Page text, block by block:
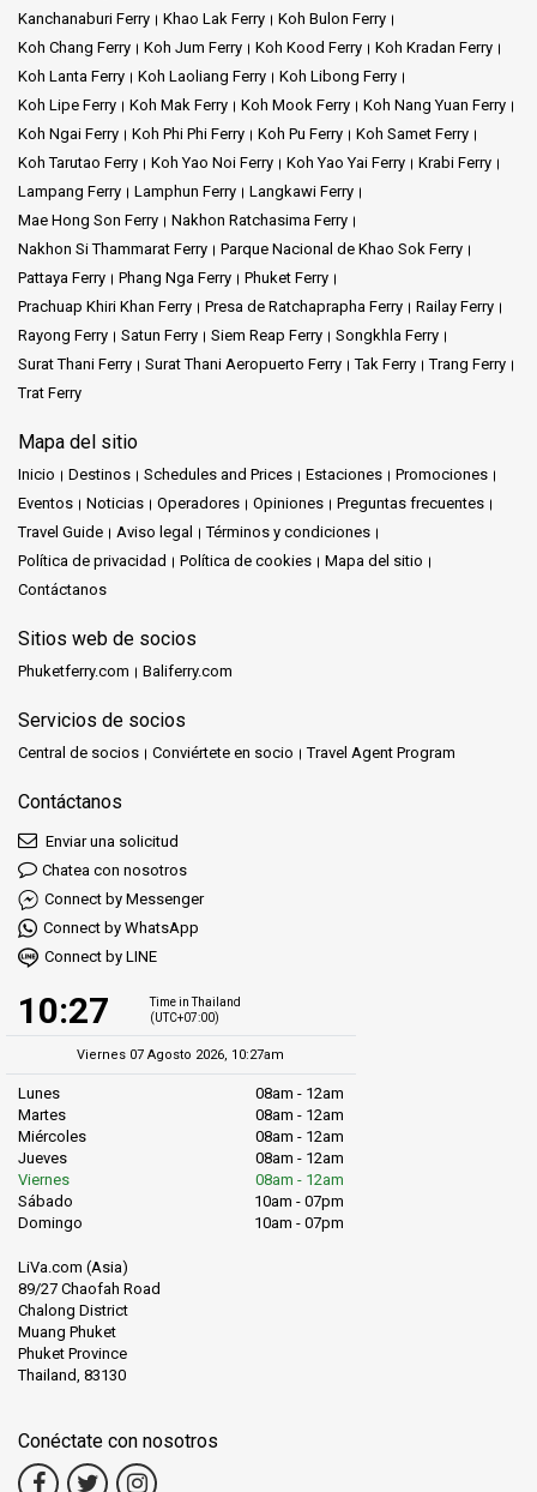
Kanchanaburi Ferry
Khao Lak Ferry
Koh Bulon Ferry
Koh Chang Ferry
Koh Jum Ferry Koh Kood Ferry
Koh Kradan Ferry
Koh Lanta Ferry
Koh Laoliang Ferry
Koh Libong Ferry
Koh Lipe Ferry
Koh Mak Ferry Koh Mook Ferry
Koh Nang Yuan Ferry
Koh Ngai Ferry
Koh Phi Phi Ferry Koh Pu Ferry
Koh Samet Ferry
Koh Tarutao Ferry
Koh Yao Noi Ferry Koh Yao Yai Ferry
Krabi Ferry
Lampang Ferry
Lamphun Ferry
Langkawi Ferry
Mae Hong Son Ferry
Nakhon Ratchasima Ferry
Nakhon Si Thammarat Ferry
Parque Nacional de Khao Sok Ferry
Pattaya Ferry
Phang Nga Ferry
Phuket Ferry
Prachuap Khiri Khan Ferry
Presa de Ratchaprapha Ferry
Railay Ferry
Rayong Ferry
Satun Ferry Siem Reap Ferry
Songkhla Ferry
Surat Thani Ferry
Surat Thani Aeropuerto Ferry Tak Ferry
Trang Ferry
Trat Ferry
Mapa del sitio
Inicio Destinos Schedules and Prices Estaciones
Promociones
Eventos
Noticias Operadores Opiniones
Preguntas frecuentes
Travel Guide
Aviso legal
Términos y condiciones
Política de privacidad
Política de cookies
Mapa del sitio
Contáctanos
Sitios web de socios
Phuketferry.com Baliferry.com
Servicios de socios
Central de socios Conviértete en socio Travel Agent Program
Contáctanos
Enviar una solicitud
Chatea con nosotros
Connect by Messenger
Connect by WhatsApp
Connect by LINE
10:27
Time in Thailand
(UTC+07:00)
Viernes 07 Agosto 2026, 10:27am
Lunes
08am - 12am
Martes
08am - 12am
Miércoles
08am - 12am
Jueves
08am - 12am
Viernes
08am - 12am
Sábado
10am - 07pm
Domingo
10am - 07pm
LiVa.com (Asia)
89/27 Chaofah Road
Chalong District
Muang Phuket
Phuket Province
Thailand, 83130
Conéctate con nosotros